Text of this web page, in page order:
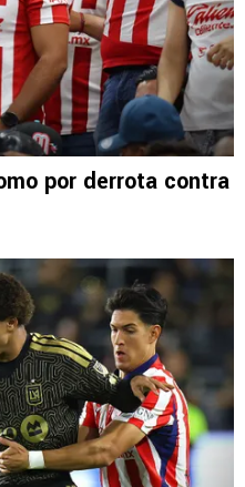
por derrota contra